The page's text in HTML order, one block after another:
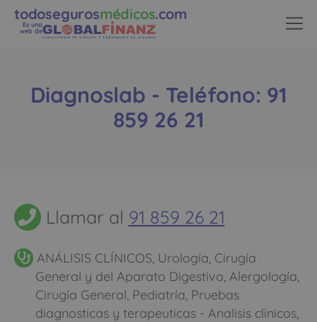
todosegurosmédicos.com
Es una
web de
Diagnoslab - Teléfono: 91
859 26 21
Llamar al 91 859 26 21
ANÁLISIS CLÍNICOS, Urología, Cirugía
General y del Aparato Digestivo, Alergología,
Cirugía General, Pediatría, Pruebas
diagnosticas y terapeuticas - Analisis clinicos,